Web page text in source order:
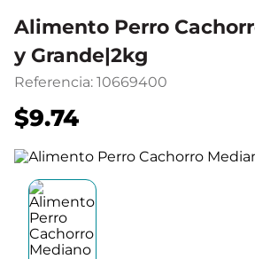
Alimento Perro
y Grande|2kg
Referencia: 10669400
$9.74